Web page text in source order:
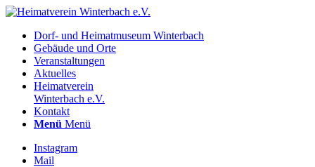
Dorf- und Heimatmuseum Winterbach
Gebäude und Orte
Veranstaltungen
Aktuelles
Heimatverein
Winterbach e.V.
Kontakt
Menü Menü
Instagram
Mail